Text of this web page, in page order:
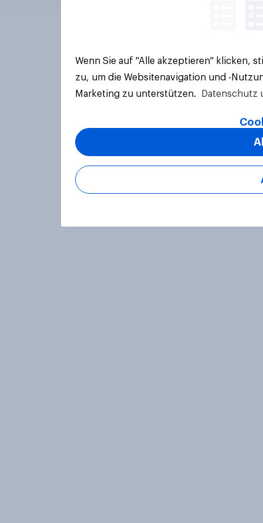
Wenn Sie auf "Alle akzeptieren" klicken,
zu, um die Websitenavigation und -
Marketing zu unterstützen.
Datenschutz